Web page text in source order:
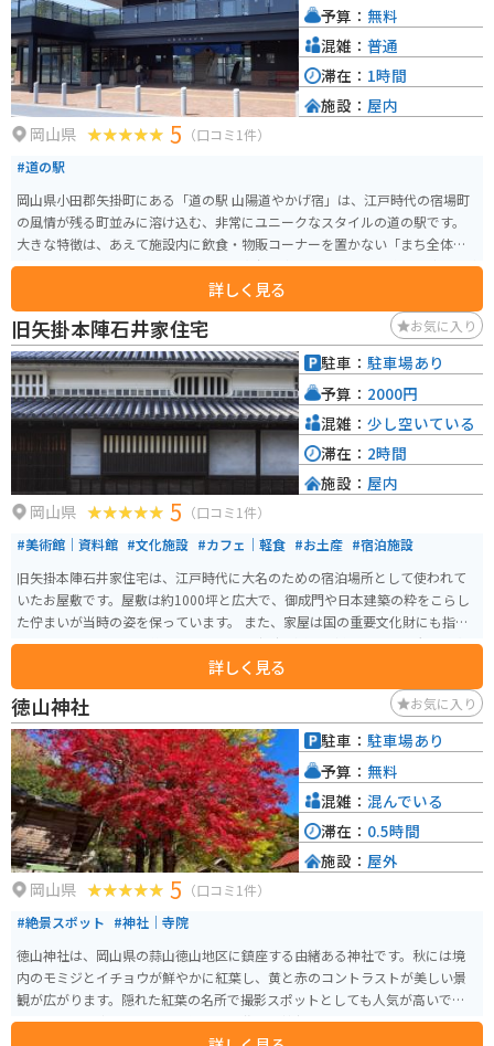
岡山県 5 （口コミ1件）
#道の駅
岡山県小田郡矢掛町にある「道の駅 山陽道やかげ宿」は、江戸時代の宿場町
の風情が残る町並みに溶け込む、非常にユニークなスタイルの道の駅です。
大きな特徴は、あえて施設内に飲食・物販コーナーを置かない「まち全体を
道の駅」とするコンセプトです。豪華寝台列車「ななつ星in九州」などを手が
けた水戸岡鋭治氏がデザイン監修したモダンな駅舎は、それ自体が観光名所
となっており、2階の展望デッキからは歴史ある町並みを一望できます。 バイ
クで訪れる方には、国道486号沿いでアクセスしやすく、ツーリングの作戦会
議や休憩の拠点として重宝します。飲食や買い物は、隣接する商店街へ足を
運ぶスタイル。地元産の麺や自然薯を使った「広島お好み焼」や、見た目も
華やかな「だんご行列」などの絶品スイーツ、本格的なクラフトチョコレー
ト店が揃っています。 さらに、施設ではe-Bikeのレンタルも行っており、バ
イクを降りてから細い路地裏や歴史的な本陣をゆっくり巡るのもおすすめで
す。洗練されたデザインの休憩ラウンジは24時間利用可能で、長旅の合間に
ほっと一息つくのに最適なスポットです。
詳しく見る
予算： 無料
混雑： 普通
滞在： 1時間
施設： 屋内
旧矢掛本陣石井家住宅 お気に入り
岡山県 5 （口コミ1件）
#美術館｜資料館 #文化施設 #カフェ｜軽食 #お土産 #宿泊施設
旧矢掛本陣石井家住宅は、江戸時代に大名のための宿泊場所として使われて
いたお屋敷です。屋敷は約1000坪と広大で、御成門や日本建築の粋をこらし
た佇まいが当時の姿を保っています。 また、家屋は国の重要文化財にも指定
されており、建物の豪壮さだけでなく、当時の通行の様子を物語る大量の資
料が保管されています。資料によっては、薩摩から江戸に向う途中に天璋院
篤姫が宿泊された記録も残っています。矢掛名物のゆべしを100本以上も所望
されたことも明らかになっています。
詳しく見る
駐車： 駐車場あり
予算： 2000円
混雑： 少し空いている
滞在： 2時間
施設： 屋内
徳山神社 お気に入り
岡山県 5 （口コミ1件）
#絶景スポット #神社｜寺院
徳山神社は、岡山県の蒜山徳山地区に鎮座する由緒ある神社です。秋には境
内のモミジとイチョウが鮮やかに紅葉し、黄と赤のコントラストが美しい景
観が広がります。隠れた紅葉の名所で撮影スポットとしても人気が高いです。
歴史的には、牛頭天王として知られ、佐波良神社とも呼ばれていました。建
駐車： 駐車場あり
予算： 無料
混雑： 混んでいる
滞在： 0.5時間
施設： 屋外